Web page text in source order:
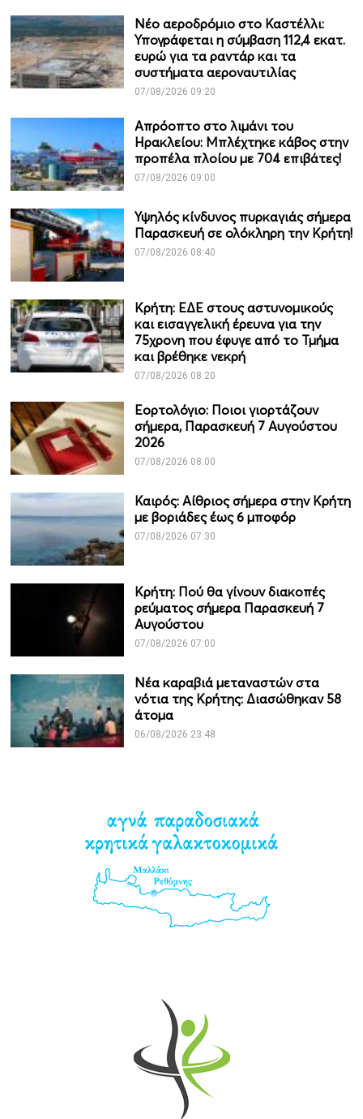
Νέο αεροδρόμιο στο Καστέλλι:
Υπογράφεται η σύμβαση 112,4 εκατ.
ευρώ για τα ραντάρ και τα
συστήματα αεροναυτιλίας
07/08/2026 09:20
Απρόοπτο στο λιμάνι του
Ηρακλείου: Μπλέχτηκε κάβος στην
προπέλα πλοίου με 704 επιβάτες!
07/08/2026 09:00
Υψηλός κίνδυνος πυρκαγιάς σήμερα
Παρασκευή σε ολόκληρη την Κρήτη!
07/08/2026 08:40
Κρήτη: ΕΔΕ στους αστυνομικούς
και εισαγγελική έρευνα για την
75χρονη που έφυγε από το Τμήμα
και βρέθηκε νεκρή
07/08/2026 08:20
Εορτολόγιο: Ποιοι γιορτάζουν
σήμερα, Παρασκευή 7 Αυγούστου
2026
07/08/2026 08:00
Καιρός: Αίθριος σήμερα στην Κρήτη
με βοριάδες έως 6 μποφόρ
07/08/2026 07:30
Κρήτη: Πού θα γίνουν διακοπές
ρεύματος σήμερα Παρασκευή 7
Αυγούστου
07/08/2026 07:00
Νέα καραβιά μεταναστών στα
νότια της Κρήτης: Διασώθηκαν 58
άτομα
06/08/2026 23:48